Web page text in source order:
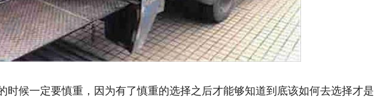
时候一定要慎重，因为有了慎重的选择之后才能够知道到底该如何去选择才是